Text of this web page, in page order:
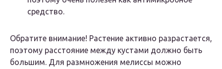
средство.
Обратите внимание! Растение активно разрастается,
поэтому расстояние между кустами должно быть
большим. Для размножения мелиссы можно